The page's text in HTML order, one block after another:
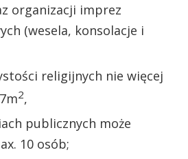
organizacji imprez
(wesela, konsolacje i
religijnych nie więcej
2,
publicznych może
10 osób;